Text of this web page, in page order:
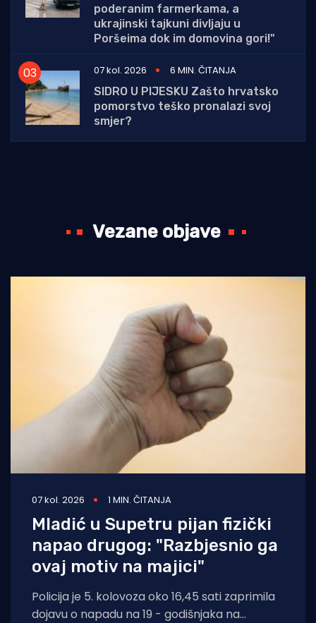
poderanim farmerkama, a
ukrajinski tajkuni divljaju u
Poršeima dok im domovina gori!"
07 kol. 2026
6 MIN. ČITANJA
SIDRO U PIJESKU Zašto hrvatsko
pomorstvo teško pronalazi svoj
smjer?
Vezane objave
07 kol. 2026 1 MIN. ČITANJA
Mladić u Supetru pijan fizički
napao drugog: "Razbjesnio ga
ovaj motiv na majici"
Policija je 5. kolovoza oko 16,45 sati zaprimila
dojavu o napadu na 19 - godišnjaka na